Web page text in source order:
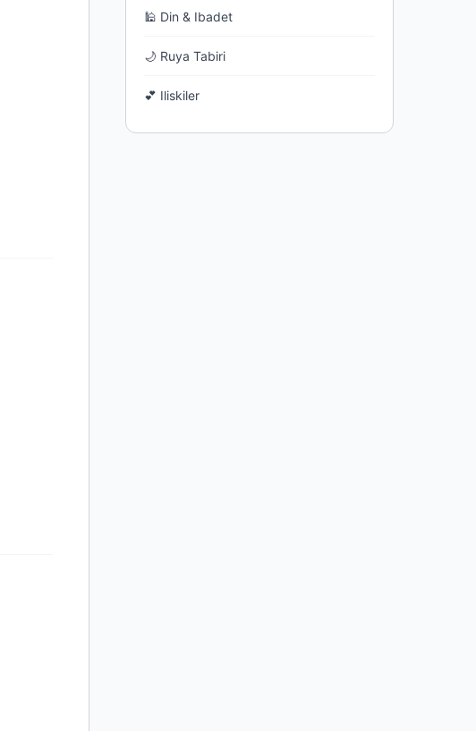
🕌 Din & Ibadet
🌙 Ruya Tabiri
💕 Iliskiler